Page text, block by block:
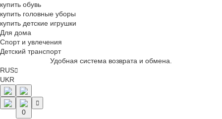
купить обувь
купить головные уборы
купить детские игрушки
Для дома
Спорт и увлечения
Детский транспорт
Удобная система возврата и обмена.
RUS
UKR
0